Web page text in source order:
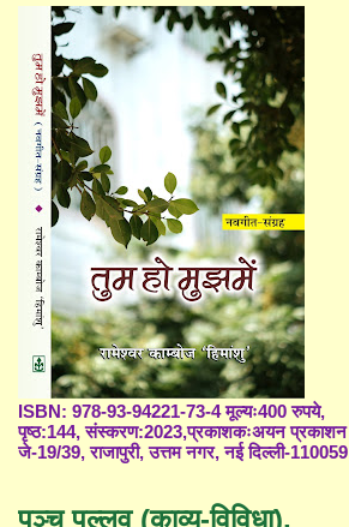
ISBN: 978-93-94221-73-4 मूल्यः400 रुपये,
पृष्ठ:144, संस्करण:2023,प्रकाशकःअयन प्रकाशन
जे-19/39, राजापुरी, उत्तम नगर, नई दिल्ली-110059
पञ्च पल्लव (काव्य-विविधा),